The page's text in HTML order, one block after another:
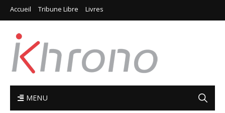
Accueil Tribune Libre Livres
MENU